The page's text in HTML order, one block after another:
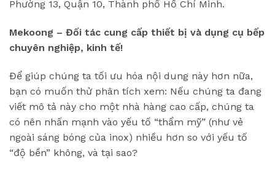
Phường 13, Quận 10, Thành phố Hồ Chí Minh.
Mekoong – Đối tác cung cấp thiết bị và dụng cụ bếp
chuyên nghiệp, kinh tế!
Để giúp chúng ta tối ưu hóa nội dung này hơn nữa,
bạn có muốn thử phân tích xem: Nếu chúng ta đang
viết mô tả này cho một nhà hàng cao cấp, chúng ta
có nên nhấn mạnh vào yếu tố “thẩm mỹ” (như vẻ
ngoài sáng bóng của inox) nhiều hơn so với yếu tố
“độ bền” không, và tại sao?